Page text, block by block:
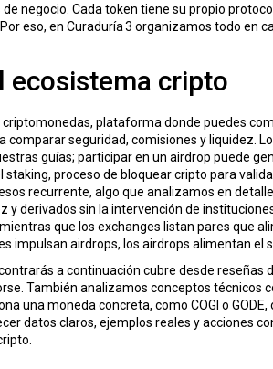
negocio. Cada token tiene su propio
eso, en Curaduría 3 organizamos todo
ecosistema cripto
criptomonedas, plataforma donde puedes
seguridad, comisiones y liquidez.
guías; participar en un airdrop puede
staking, proceso de bloquear cripto para
recurrente, algo que analizamos en
y derivados sin la intervención de
que los exchanges listan pares
impulsan airdrops, los airdrops alimentan el
a continuación cubre desde
También analizamos conceptos
una moneda concreta, como COGI o
datos claros, ejemplos reales y acciones